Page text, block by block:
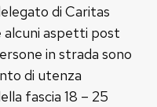
di Caritas
alcuni aspetti post
in strada sono
di utenza
fascia 18 – 25